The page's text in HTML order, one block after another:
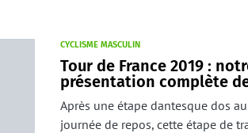
CYCLISME MASCULIN
Tour de France 2019 :
présentation complète
Après une étape dantesque dos
journée de repos, cette étape de